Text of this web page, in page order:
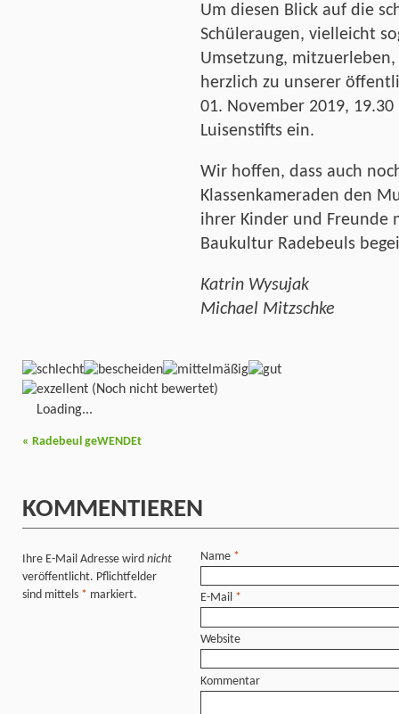
Um diesen Blick auf die
Schüleraugen, vielleicht
Umsetzung,
herzlich zu unserer
01. November 2019,
Luisenstifts ein.
Wir hoffen, dass auch
Klassenkameraden den
ihrer Kinder und Freunde
Baukultur Radebeuls
Katrin Wysujak
Michael Mitzschke
(Noch nicht bewertet)
Loading...
« Radebeul geWENDEt
KOMMENTIEREN
Ihre E-Mail Adresse wird nicht
veröffentlicht. Pflichtfelder
sind mittels * markiert.
Name *
E-Mail *
Website
Kommentar